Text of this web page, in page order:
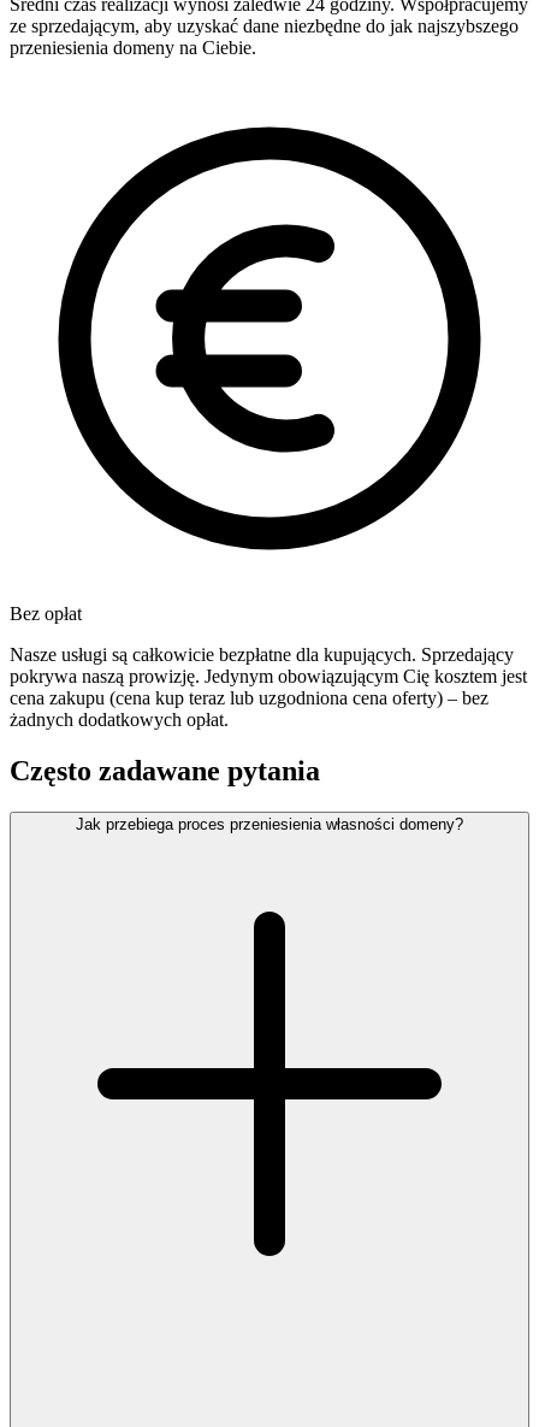
Średni czas realizacji wynosi zaledwie 24 godziny. Współpracujemy
ze sprzedającym, aby uzyskać dane niezbędne do jak najszybszego
przeniesienia domeny na Ciebie.
Bez opłat
Nasze usługi są całkowicie bezpłatne dla kupujących. Sprzedający
pokrywa naszą prowizję. Jedynym obowiązującym Cię kosztem jest
cena zakupu (cena kup teraz lub uzgodniona cena oferty) – bez
żadnych dodatkowych opłat.
Często zadawane pytania
Jak przebiega proces przeniesienia własności domeny?